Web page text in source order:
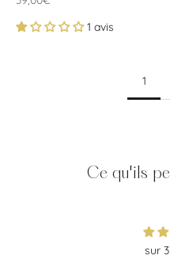
1 avis
1
Ce qu'ils
sur